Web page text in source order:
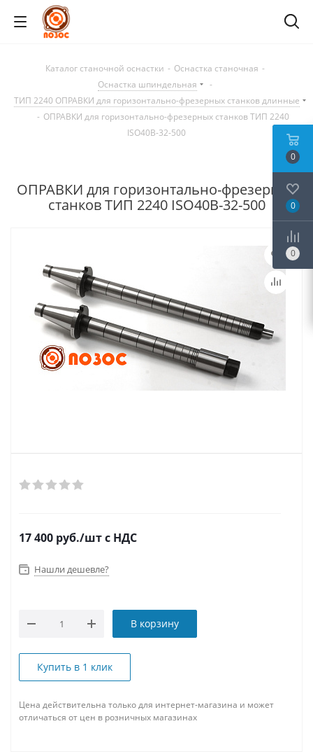
Каталог станочной оснастки - Оснастка станочная -
Оснастка шпиндельная
-
ТИП 2240 ОПРАВКИ для горизонтально-фрезерных станков длинные
- ОПРАВКИ для горизонтально-фрезерных станков ТИП 2240
ISO40B-32-500
ОПРАВКИ для горизонтально-фрезерных
станков ТИП 2240 ISO40B-32-500
17 400 руб./штс НДС
Нашли дешевле?
В корзину
Купить в 1 клик
Цена действительна только для интернет-магазина и может
отличаться от цен в розничных магазинах
0
0
0